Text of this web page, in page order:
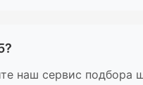
наш сервис